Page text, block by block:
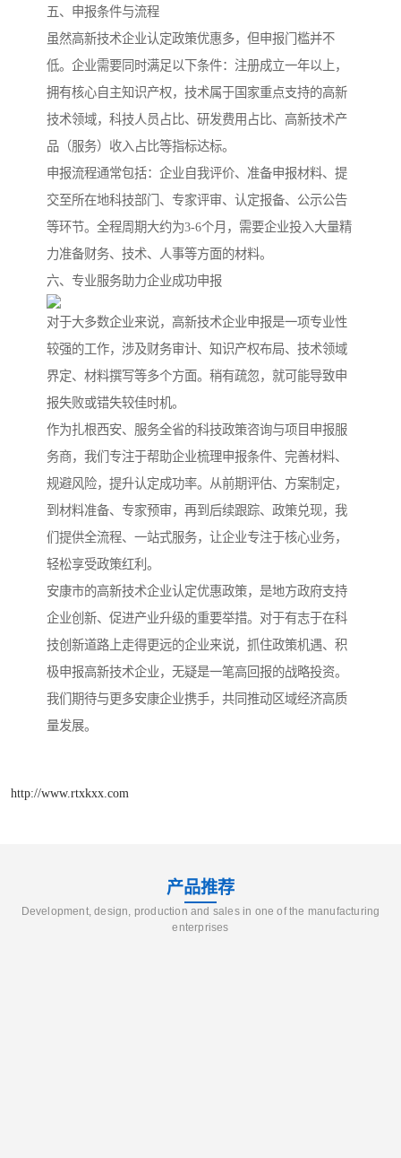
五、申报条件与流程
虽然高新技术企业认定政策优惠多，但申报门槛并不
低。企业需要同时满足以下条件：注册成立一年以上，
拥有核心自主知识产权，技术属于国家重点支持的高新
技术领域，科技人员占比、研发费用占比、高新技术产
品（服务）收入占比等指标达标。
申报流程通常包括：企业自我评价、准备申报材料、提
交至所在地科技部门、专家评审、认定报备、公示公告
等环节。全程周期大约为3-6个月，需要企业投入大量精
力准备财务、技术、人事等方面的材料。
六、专业服务助力企业成功申报
对于大多数企业来说，高新技术企业申报是一项专业性
较强的工作，涉及财务审计、知识产权布局、技术领域
界定、材料撰写等多个方面。稍有疏忽，就可能导致申
报失败或错失较佳时机。
作为扎根西安、服务全省的科技政策咨询与项目申报服
务商，我们专注于帮助企业梳理申报条件、完善材料、
规避风险，提升认定成功率。从前期评估、方案制定，
到材料准备、专家预审，再到后续跟踪、政策兑现，我
们提供全流程、一站式服务，让企业专注于核心业务，
轻松享受政策红利。
安康市的高新技术企业认定优惠政策，是地方政府支持
企业创新、促进产业升级的重要举措。对于有志于在科
技创新道路上走得更远的企业来说，抓住政策机遇、积
极申报高新技术企业，无疑是一笔高回报的战略投资。
我们期待与更多安康企业携手，共同推动区域经济高质
量发展。
http://www.rtxkxx.com
产品推荐
Development, design, production and sales in one of the manufacturing
enterprises